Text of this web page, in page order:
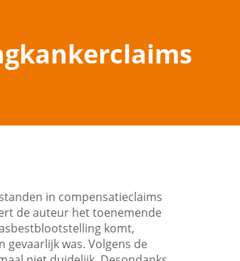
in compensatieclaims
de auteur het toenemende
komt,
was. Volgens de